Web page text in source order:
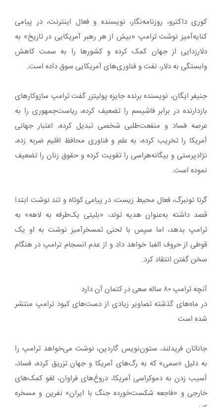
کوری داکترو، روزنامه‌نگار، نویسنده و فعال اینترنت، در پیامی
کنایه‌آمیز نوشت ترامپ «بیش از هر رهبر آمریکایی در تاریخ» به
دلارزدایی از جهان کمک کرده و کشورها را به سمت کاهش
وابستگی به دلار، نفت و فناوری‌های آمریکایی سوق داده است.
جنیفر ایگان، نویسنده برنده جایزه پولیتزر گفت ترامپ سازوکارهای
بازدارنده در برابر فاشیسم را تضعیف کرده، ریاست‌جمهوری را به
عرصه فساد و منفعت‌طلبی شخصی تبدیل کرده، اعتبار جهانی
آمریکا را تخریب کرده، به علم و فناوری محافظ اقلیم ضربه زده،
نژادپرستی و بیگانه‌هراسی را تقویت کرده و حقوق زنان را تضعیف
نموده است.
گرتا تونبرگ، فعال محیط زیست، در پیامی کوتاه و تند نوشت ابتدا
قصد داشته به‌عنوان هدیه تولد، «بلیتی یک‌طرفه به لاهه» به
ترامپ بدهد، اما سپس با لحنی تمسخرآمیز نوشت به او یک
قوطی از حروف الفبا خواهد داد و از عدم انسجام ترامپ در هنگام
سخن گفتن انتقاد کرد.
آنچه ترامپ ۸۰ ساله سعی در کتمان آن دارد
در ماه‌های گذشته تصاویر زیادی از دست‌های کبود ترامپ منتشر
شده است
جاناتان فریدلند، ستون‌نویس گاردین، نوشت می‌خواهد ترامپ را
به دلیل «سمی» که به رگ‌های آمریکا و جهان تزریق کرده، فساد،
آسیب زدن به دموکراسی آمریکا، دروغ‌های فراوان، لغو کمک‌های
خارجی و «فاجعه شکست‌خورده جنگ با ایران» نفرین و مسخره